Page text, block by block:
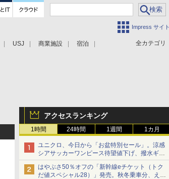
Impress サイト
全カテゴリ
USJ 商業施設 宿泊
アクセスランキング
1時間 24時間 1週間 1カ月
ユニクロ、今日から「お盆特別セール」。涼感
シアサッカーワンピース待望値下げ、撥水ギア
ショーツは1990円に
はやぶさ50％オフの「新幹線eチケット（トク
だ値スペシャル28）」発売。秋冬乗車分、えき